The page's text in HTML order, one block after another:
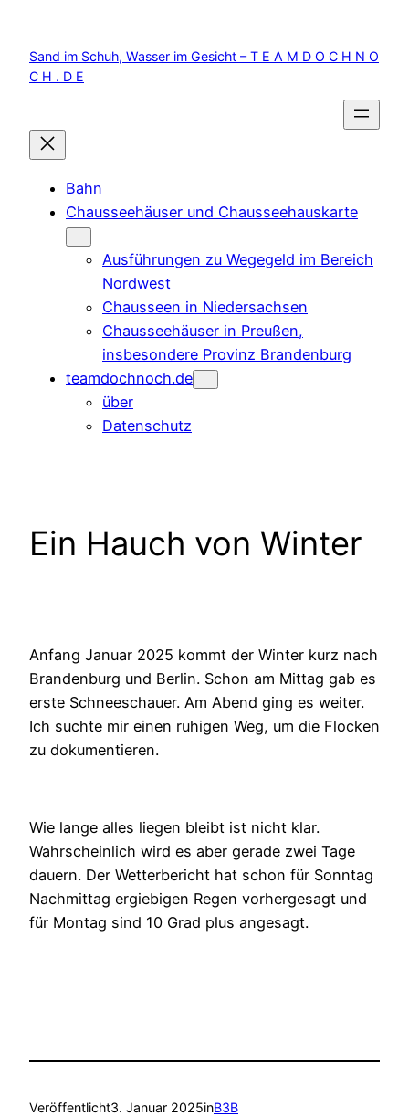
springen
Sand im Schuh, Wasser im Gesicht – T E A M D O C H N O
C H . D E
Bahn
Chausseehäuser und Chausseehauskarte
Ausführungen zu Wegegeld im Bereich
Nordwest
Chausseen in Niedersachsen
Chausseehäuser in Preußen,
insbesondere Provinz Brandenburg
teamdochnoch.de
über
Datenschutz
Ein Hauch von Winter
Anfang Januar 2025 kommt der Winter kurz nach
Brandenburg und Berlin. Schon am Mittag gab es
erste Schneeschauer. Am Abend ging es weiter.
Ich suchte mir einen ruhigen Weg, um die Flocken
zu dokumentieren.
Wie lange alles liegen bleibt ist nicht klar.
Wahrscheinlich wird es aber gerade zwei Tage
dauern. Der Wetterbericht hat schon für Sonntag
Nachmittag ergiebigen Regen vorhergesagt und
für Montag sind 10 Grad plus angesagt.
Veröffentlicht3. Januar 2025inB3B